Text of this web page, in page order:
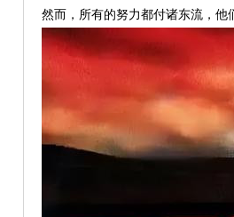
然而，所有的努力都付诸东流，他